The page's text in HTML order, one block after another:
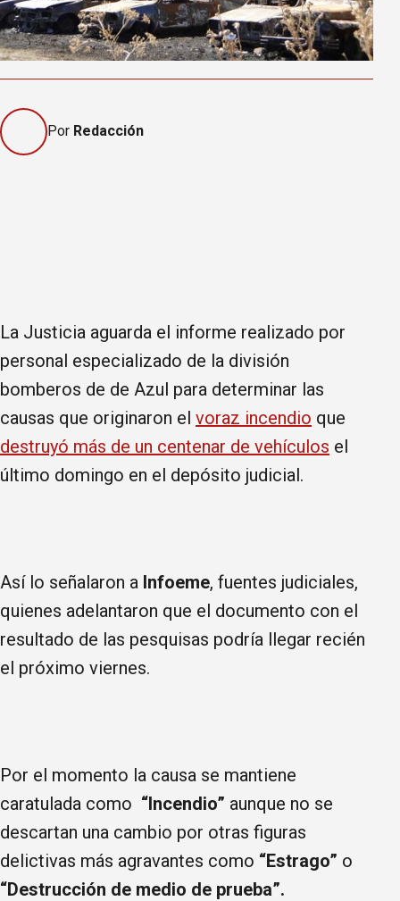
Por Redacción
La Justicia aguarda el informe realizado por
personal especializado de la división
bomberos de de Azul para determinar las
causas que originaron el voraz incendio que
destruyó más de un centenar de vehículos el
último domingo en el depósito judicial.
Así lo señalaron a Infoeme, fuentes judiciales,
quienes adelantaron que el documento con el
resultado de las pesquisas podría llegar recién
el próximo viernes.
Por el momento la causa se mantiene
caratulada como “Incendio” aunque no se
descartan una cambio por otras figuras
delictivas más agravantes como “Estrago” o
“Destrucción de medio de prueba”.